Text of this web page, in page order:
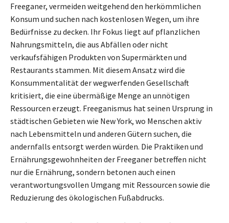
Freeganer, vermeiden weitgehend den herkömmlichen
Konsum und suchen nach kostenlosen Wegen, um ihre
Bedürfnisse zu decken. Ihr Fokus liegt auf pflanzlichen
Nahrungsmitteln, die aus Abfällen oder nicht
verkaufsfähigen Produkten von Supermärkten und
Restaurants stammen. Mit diesem Ansatz wird die
Konsummentalität der wegwerfenden Gesellschaft
kritisiert, die eine übermäßige Menge an unnötigen
Ressourcen erzeugt. Freeganismus hat seinen Ursprung in
städtischen Gebieten wie New York, wo Menschen aktiv
nach Lebensmitteln und anderen Gütern suchen, die
andernfalls entsorgt werden würden. Die Praktiken und
Ernährungsgewohnheiten der Freeganer betreffen nicht
nur die Ernährung, sondern betonen auch einen
verantwortungsvollen Umgang mit Ressourcen sowie die
Reduzierung des ökologischen Fußabdrucks.